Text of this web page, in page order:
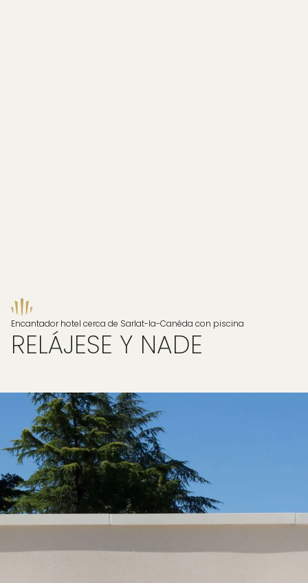
Encantador hotel cerca de Sarlat-la-Canéda con piscina
RELÁJESE Y NADE